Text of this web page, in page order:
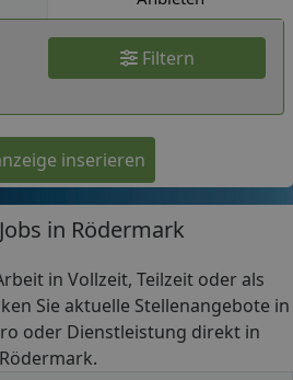
Filtern
inserieren
in Rödermark
in Vollzeit, Teilzeit oder als
Sie aktuelle Stellenangebote in
oder Dienstleistung direkt in
Rödermark.